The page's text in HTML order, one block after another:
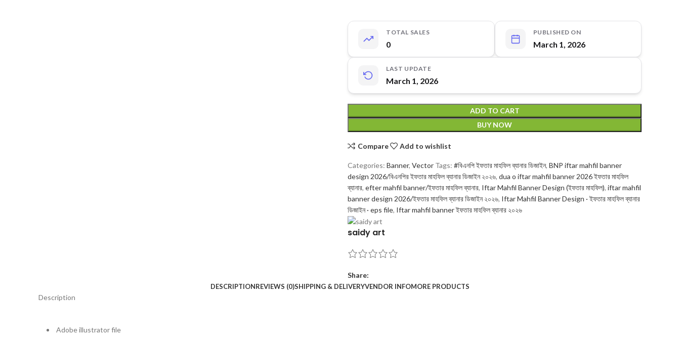
TOTAL SALES
0
PUBLISHED ON
March 1, 2026
LAST UPDATE
March 1, 2026
ADD TO CART
BUY NOW
Compare Add to wishlist
Categories: Banner, Vector Tags: #বিএনপি ইফতার মাহফিল ব্যানার ডিজাইন, BNP iftar mahfil banner
design 2026/বিএনপির ইফতার মাহফিল ব্যানার ডিজাইন ২০২৬, dua o iftar mahfil banner 2026 ইফতার মাহফিল
ব্যানার, efter mahfil banner/ইফতার মাহফিল ব্যানার, Iftar Mahfil Banner Design (ইফতার মাহফিল), iftar mahfil
banner design 2026/ইফতার মাহফিল ব্যানার ডিজাইন ২০২৬, Iftar Mahfil Banner Design · ইফতার মাহফিল ব্যানার
ডিজাইন · eps file, Iftar mahfil banner ইফতার মাহফিল ব্যানার ২০২৬
saidy art
Share:
DESCRIPTIONREVIEWS (0)SHIPPING & DELIVERYVENDOR INFOMORE PRODUCTS
Description
Adobe illustratorfile